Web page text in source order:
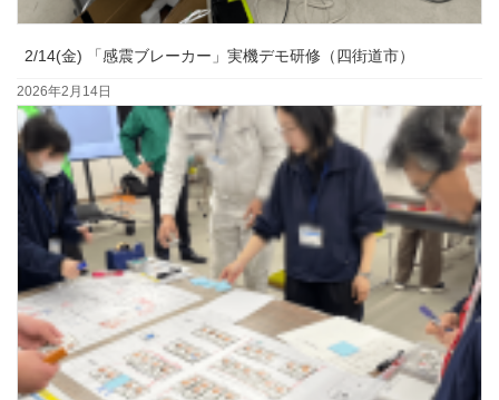
2/14(金) 「感震ブレーカー」実機デモ研修（四街道市）
2026年2月14日